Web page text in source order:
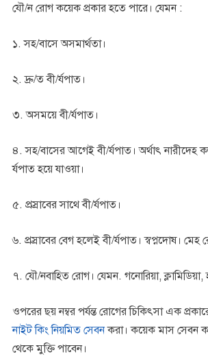
যৌ/ন রোগ কয়েক প্রকার হতে পারে। যেমন :
১. সহ/বাসে অসমার্থতা।
২. দ্রু/ত বী/র্যপাত।
৩. অসময়ে বী/র্যপাত।
৪. সহ/বাসের আগেই বী/র্যপাত। অর্থাৎ নারীদেহ
র্যপাত হয়ে যাওয়া।
৫. প্রস্রাবের সাথে বী/র্যপাত।
৬. প্রস্রাবের বেগ হলেই বী/র্যপাত। স্বপ্নদোষ। মেহ
৭. যৌ/নবাহিত রোগ। যেমন. গনোরিয়া, ক্লামিডিয়া,
ওপরের ছয় নম্বর পর্যন্ত রোগের চিকিৎসা এক
নাইট কিং নিয়মিত সেবনকরা। কয়েক মাস সেবন
থেকে মুক্তি পাবেন।